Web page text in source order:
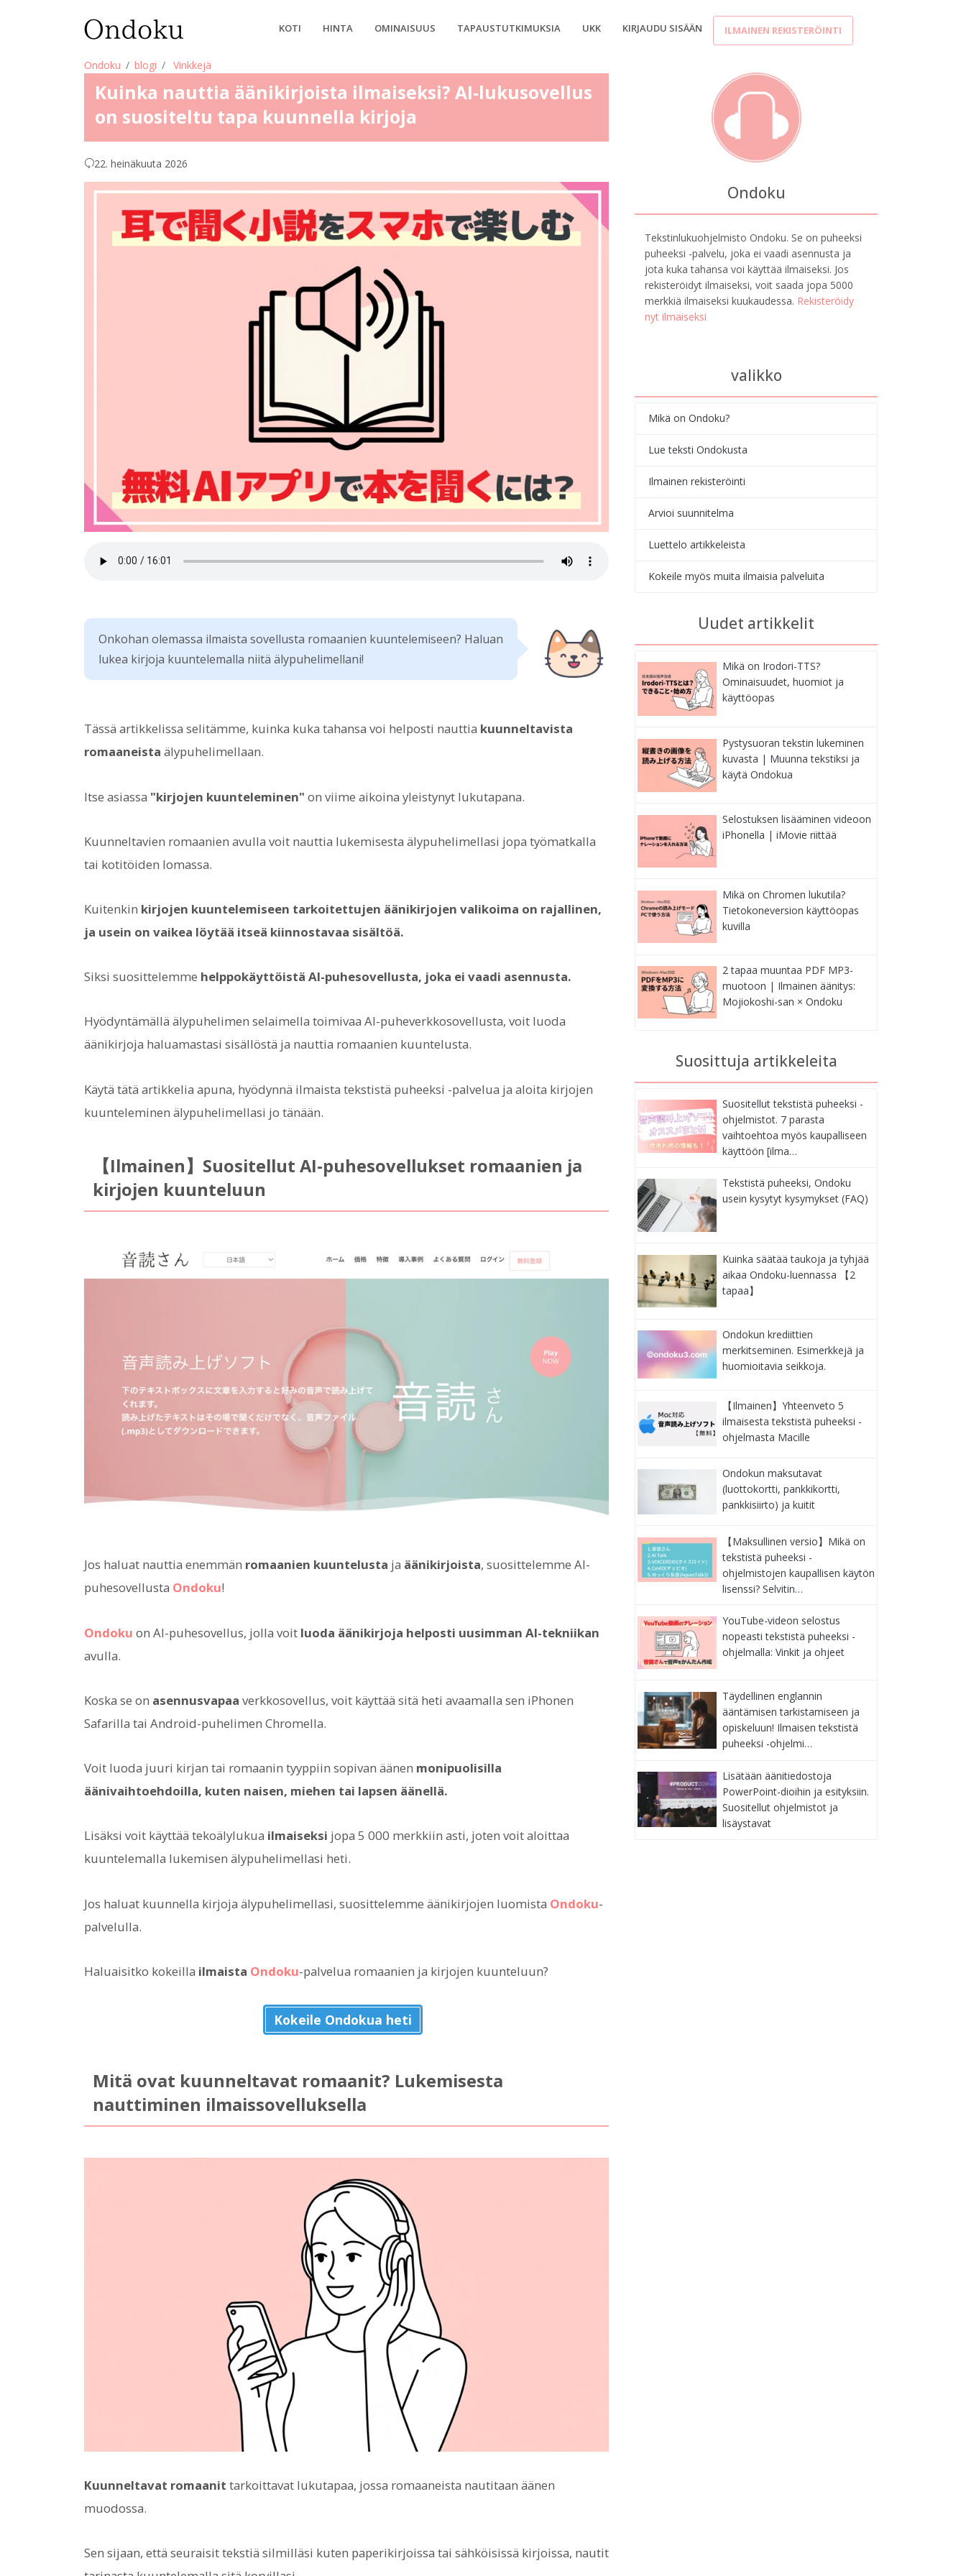
KOTI HINTA OMINAISUUS TAPAUSTUTKIMUKSIA UKK KIRJAUDU SISÄÄN ILMAINEN REKISTERÖINTI
Ondoku blogi Vinkkejä
Kuinka nauttia äänikirjoista ilmaiseksi? AI-lukusovellus
on suositeltu tapa kuunnella kirjoja
22. heinäkuuta 2026
Onkohan olemassa ilmaista sovellusta romaanien kuuntelemiseen? Haluan
lukea kirjoja kuuntelemalla niitä älypuhelimellani!
Tässä artikkelissa selitämme, kuinka kuka tahansa voi helposti nauttia kuunneltavista
romaaneista älypuhelimellaan.
Itse asiassa "kirjojen kuunteleminen" on viime aikoina yleistynyt lukutapana.
Kuunneltavien romaanien avulla voit nauttia lukemisesta älypuhelimellasi jopa työmatkalla
tai kotitöiden lomassa.
Kuitenkin kirjojen kuuntelemiseen tarkoitettujen äänikirjojen valikoima on rajallinen,
ja usein on vaikea löytää itseä kiinnostavaa sisältöä.
Siksi suosittelemme helppokäyttöistä AI-puhesovellusta, joka ei vaadi asennusta.
Hyödyntämällä älypuhelimen selaimella toimivaa AI-puheverkkosovellusta, voit luoda
äänikirjoja haluamastasi sisällöstä ja nauttia romaanien kuuntelusta.
Käytä tätä artikkelia apuna, hyödynnä ilmaista tekstistä puheeksi -palvelua ja aloita kirjojen
kuunteleminen älypuhelimellasi jo tänään.
【Ilmainen】Suositellut AI-puhesovellukset romaanien ja
kirjojen kuunteluun
Jos haluat nauttia enemmän romaanien kuuntelusta ja äänikirjoista, suosittelemme AI-
puhesovellusta Ondoku!
Ondoku on AI-puhesovellus, jolla voit luoda äänikirjoja helposti uusimman AI-tekniikan
avulla.
Koska se on asennusvapaa verkkosovellus, voit käyttää sitä heti avaamalla sen iPhonen
Safarilla tai Android-puhelimen Chromella.
Voit luoda juuri kirjan tai romaanin tyyppiin sopivan äänen monipuolisilla
äänivaihtoehdoilla, kuten naisen, miehen tai lapsen äänellä.
Lisäksi voit käyttää tekoälylukua ilmaiseksi jopa 5 000 merkkiin asti, joten voit aloittaa
kuuntelemalla lukemisen älypuhelimellasi heti.
Jos haluat kuunnella kirjoja älypuhelimellasi, suosittelemme äänikirjojen luomista Ondoku-
palvelulla.
Haluaisitko kokeilla ilmaista Ondoku-palvelua romaanien ja kirjojen kuunteluun?
Kokeile Ondokua heti
Mitä ovat kuunneltavat romaanit? Lukemisesta
nauttiminen ilmaissovelluksella
Kuunneltavat romaanit tarkoittavat lukutapaa, jossa romaaneista nautitaan äänen
muodossa.
Sen sijaan, että seuraisit tekstiä silmilläsi kuten paperikirjoissa tai sähköisissä kirjoissa, nautit
Ondoku
Tekstinlukuohjelmisto Ondoku. Se on puheeksi
puheeksi -palvelu, joka ei vaadi asennusta ja
jota kuka tahansa voi käyttää ilmaiseksi. Jos
rekisteröidyt ilmaiseksi, voit saada jopa 5000
merkkiä ilmaiseksi kuukaudessa. Rekisteröidy
nyt ilmaiseksi
valikko
Mikä on Ondoku?
Lue teksti Ondokusta
Ilmainen rekisteröinti
Arvioi suunnitelma
Luettelo artikkeleista
Kokeile myös muita ilmaisia palveluita
Uudet artikkelit
Mikä on Irodori-TTS?
Ominaisuudet, huomiot ja
käyttöopas
Pystysuoran tekstin lukeminen
kuvasta | Muunna tekstiksi ja
käytä Ondokua
Selostuksen lisääminen videoon
iPhonella | iMovie riittää
Mikä on Chromen lukutila?
Tietokoneversion käyttöopas
kuvilla
2 tapaa muuntaa PDF MP3-
muotoon | Ilmainen äänitys:
Mojiokoshi-san × Ondoku
Suosittuja artikkeleita
Suositellut tekstistä puheeksi -
ohjelmistot. 7 parasta
vaihtoehtoa myös kaupalliseen
käyttöön [ilma…
Tekstistä puheeksi, Ondoku
usein kysytyt kysymykset (FAQ)
Kuinka säätää taukoja ja tyhjää
aikaa Ondoku-luennassa 【2
tapaa】
Ondokun krediittien
merkitseminen. Esimerkkejä ja
huomioitavia seikkoja.
【Ilmainen】Yhteenveto 5
ilmaisesta tekstistä puheeksi -
ohjelmasta Macille
Ondokun maksutavat
(luottokortti, pankkikortti,
pankkisiirto) ja kuitit
【Maksullinen versio】Mikä on
tekstistä puheeksi -
ohjelmistojen kaupallisen käytön
lisenssi? Selvitin…
YouTube-videon selostus
nopeasti tekstistä puheeksi -
ohjelmalla: Vinkit ja ohjeet
Täydellinen englannin
ääntämisen tarkistamiseen ja
opiskeluun! Ilmaisen tekstistä
puheeksi -ohjelmi…
Lisätään äänitiedostoja
PowerPoint-dioihin ja esityksiin.
Suositellut ohjelmistot ja
lisäystavat